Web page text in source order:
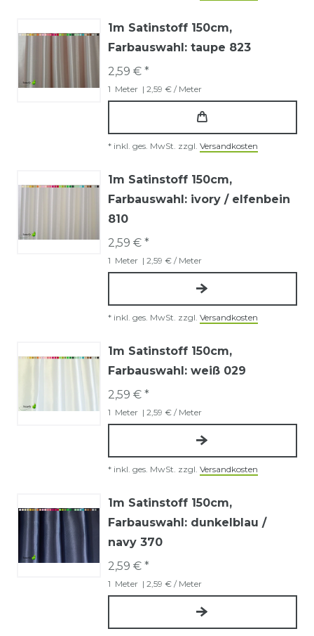
1m Satinstoff 150cm,
Farbauswahl: taupe 823
2,59 € *
1 Meter | 2,59 € / Meter
* inkl. ges. MwSt. zzgl. Versandkosten
1m Satinstoff 150cm,
Farbauswahl: ivory / elfenbein
810
2,59 € *
1 Meter | 2,59 € / Meter
* inkl. ges. MwSt. zzgl. Versandkosten
1m Satinstoff 150cm,
Farbauswahl: weiß 029
2,59 € *
1 Meter | 2,59 € / Meter
* inkl. ges. MwSt. zzgl. Versandkosten
1m Satinstoff 150cm,
Farbauswahl: dunkelblau /
navy 370
2,59 € *
1 Meter | 2,59 € / Meter